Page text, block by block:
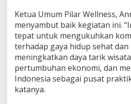
Ketua Umum Pilar Wellness,
menyambut baik kegiatan ini.
tepat untuk mengukuhkan
terhadap gaya hidup sehat
meningkatkan daya tarik
pertumbuhan ekonomi, dan
Indonesia sebagai pusat
katanya.